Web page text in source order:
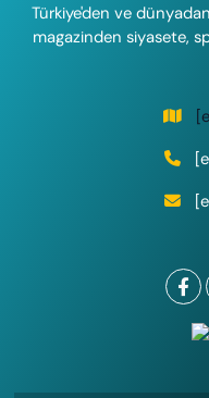
Türkiye'den ve
magazinden siyasete,